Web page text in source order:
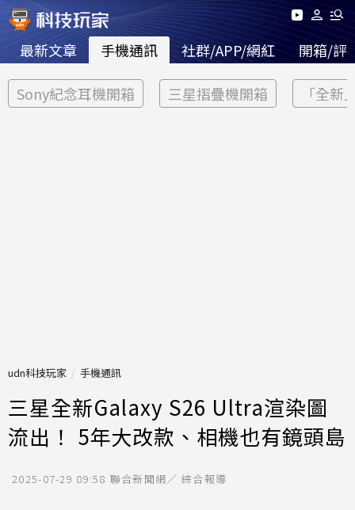
最新文章 手機通訊 社群/APP/網紅 開箱/評
Sony紀念耳機開箱 三星摺疊機開箱 「全新
udn科技玩家 手機通訊
三星全新Galaxy S26 Ultra渲染圖
流出！ 5年大改款、相機也有鏡頭島
2025-07-29 09:58 聯合新聞網／ 綜合報導